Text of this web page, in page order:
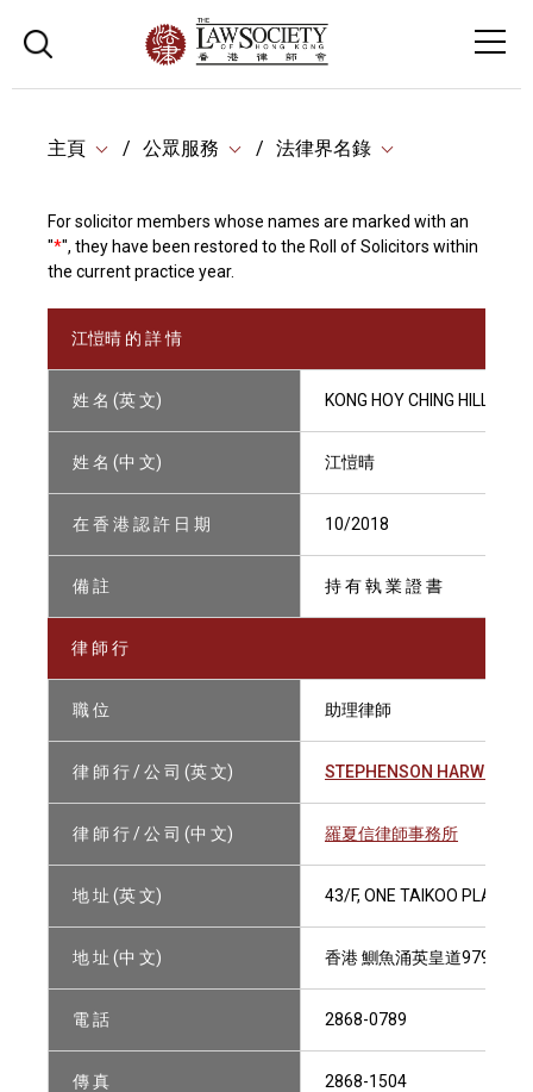
主頁 公眾服務 法律界名錄
For solicitor members whose names are marked with an
"*", they have been restored to the Roll of Solicitors within
the current practice year.
江愷晴 的 詳 情
姓 名 (英 文) KONG HOY CHING HILLARY
姓 名 (中 文) 江愷晴
在 香 港 認 許 日 期 10/2018
備 註 持 有 執 業 證 書
律 師 行
職 位 助理律師
律 師 行 / 公 司 (英 文) STEPHENSON HARWOOD
律 師 行 / 公 司 (中 文) 羅夏信律師事務所
地 址 (英 文) 43/F, ONE TAIKOO PLACE,
地 址 (中 文) 香港 鰂魚涌英皇道979號 太
電 話 2868-0789
傳 真 2868-1504